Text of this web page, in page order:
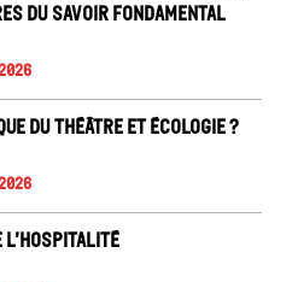
du savoir fondamental
du théâtre et écologie ?
l’hospitalité